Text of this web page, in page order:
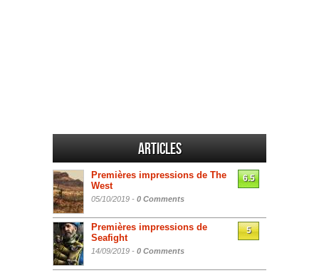
Articles
Premières impressions de The
West
05/10/2019 - 0 Comments
6.5
Premières impressions de
Seafight
14/09/2019 - 0 Comments
5